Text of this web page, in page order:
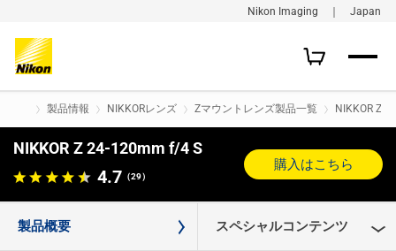
Nikon Imaging ｜ Japan
製品情報 NIKKORレンズ Zマウントレンズ製品一覧 NIKKOR Z
NIKKOR Z 24-120mm f/4 S
4.7 （29）
購入はこちら
製品概要 スペシャルコンテンツ